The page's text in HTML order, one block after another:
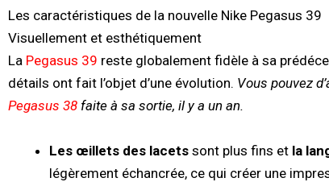
Les caractéristiques de la nouvelle Nike Pegasus 39
Visuellement et esthétiquement
La Pegasus 39 reste globalement fidèle à sa
détails ont fait l’objet d’une évolution. Vous pouvez
Pegasus 38faite à sa sortie, il y a un an.
Les œillets des lacetssont plus fins et la
légèrement échancrée, ce qui créer une